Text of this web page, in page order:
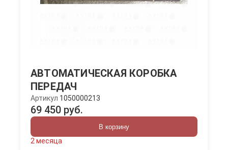
АВТОМАТИЧЕСКАЯ КОРОБКА
ПЕРЕДАЧ
Артикул 1050000213
69 450 руб.
В корзину
2 месяца